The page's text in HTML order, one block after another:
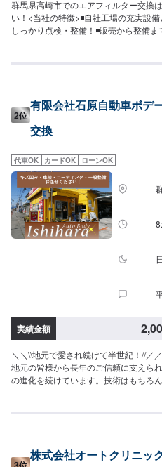
群馬県高崎市でのエアフィルター交換
い！<当社の特徴>◾自社工場の充実設
しっかり点検・整備！◾販売から整備
安く済ませたい…★時間があまり取れ
車-----納期について-----納期は通常1時
は前後する場合がございます。予めご
料の代車をご用意しています。お車の
法-----入庫の際はお気をつけてお越し
いているスペースに駐車してください
しました」とお伝えください。ご案内
休日：月曜日営業時間：9:00~19:00※
2位
有限会社石原自動車ボデ
交換
代車OK カードOK ローンOK
実績金額
＼＼\\地元で愛され続けて半世紀！//／
地元の皆様から長年のご信頼に支えら
の進化を続けています。技術はもちろ
力」で、お客様のカーライフのお役に
ら初めての方まで、ご来店を心からお
株式会社オートクリニッ